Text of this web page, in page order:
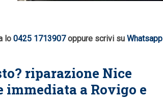
lo 0425 1713907oppure scrivi su Whatsapp
riparazione Nice
immediata a Rovigo e